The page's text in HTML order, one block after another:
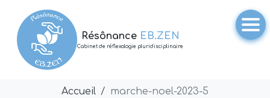
Résônance EB.ZEN
Cabinet de réflexologie pluridisciplinaire
Accueil marche-noel-2023-5